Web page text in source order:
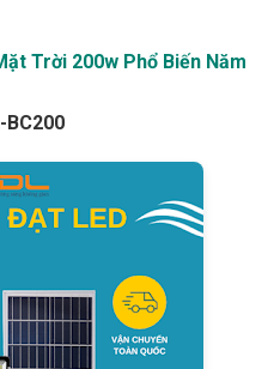
Trời 200w Phổ Biến Năm
BC200